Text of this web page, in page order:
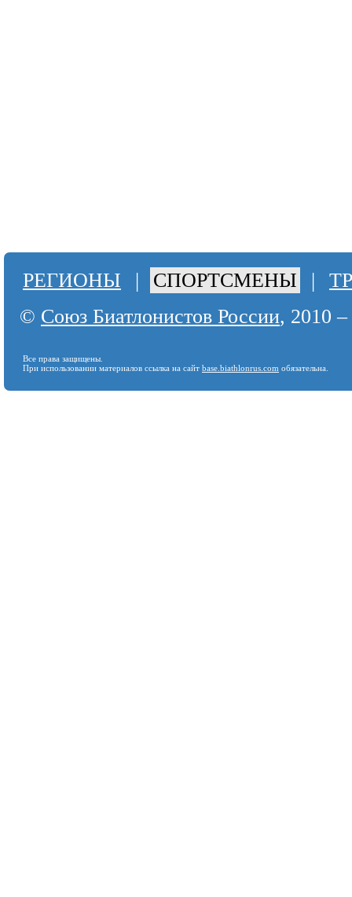
РЕГИОНЫ | СПОРТСМЕНЫ |
© Союз Биатлонистов России, 2010
Все права защищены.
При использовании материалов ссылка на сайт base.biathlonrus.com обязательна.